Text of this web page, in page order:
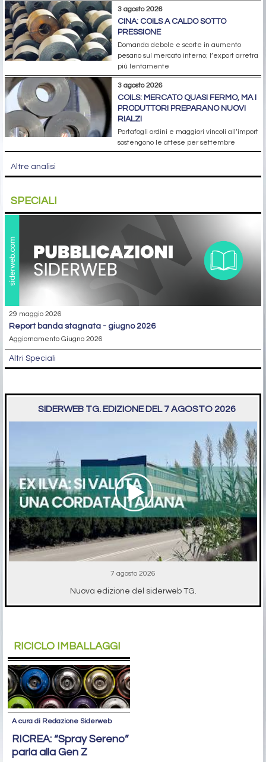
3 agosto 2026
CINA: COILS A CALDO SOTTO
PRESSIONE
Domanda debole e scorte in aumento
pesano sul mercato interno; l’export arretra
più lentamente
3 agosto 2026
COILS: MERCATO QUASI FERMO, MA I
PRODUTTORI PREPARANO NUOVI
RIALZI
Portafogli ordini e maggiori vincoli all’import
sostengono le attese per settembre
Altre analisi
SPECIALI
29 maggio 2026
report banda stagnata - giugno 2026
Aggiornamento Giugno 2026
Altri Speciali
SIDERWEB TG. EDIZIONE DEL 7 AGOSTO 2026
7 agosto 2026
Nuova edizione del siderweb TG.
RICICLO IMBALLAGGI
A cura di Redazione Siderweb
RICREA: “Spray Sereno”
parla alla Gen Z